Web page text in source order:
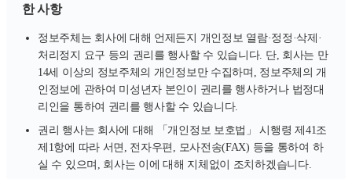
한 사항
정보주체는 회사에 대해 언제든지 개인정보 열람·정정·삭제·
처리정지 요구 등의 권리를 행사할 수 있습니다. 단, 회사는 만
14세 이상의 정보주체의 개인정보만 수집하며, 정보주체의 개
인정보에 관하여 미성년자 본인이 권리를 행사하거나 법정대
리인을 통하여 권리를 행사할 수 있습니다.
권리 행사는 회사에 대해 「개인정보 보호법」 시행령 제41조
제1항에 따라 서면, 전자우편, 모사전송(FAX) 등을 통하여 하
실 수 있으며, 회사는 이에 대해 지체없이 조치하겠습니다.